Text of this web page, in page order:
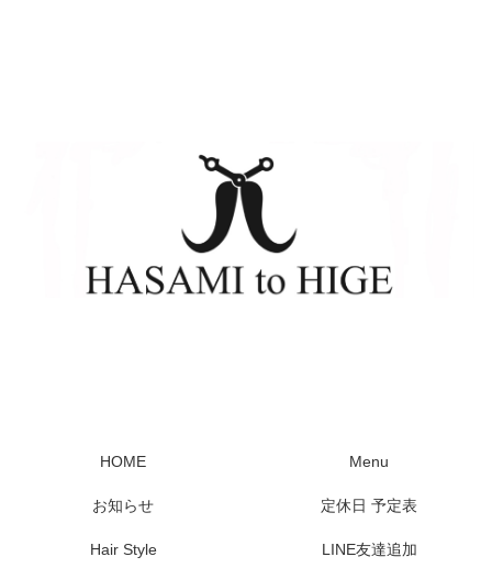
HOME Menu
お知らせ 定休日 予定表
Hair Style LINE友達追加